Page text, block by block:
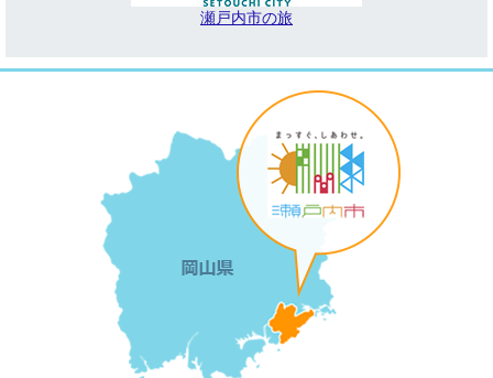
瀬戸内市の旅